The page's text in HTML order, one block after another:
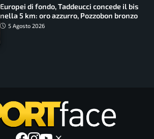
Europei di fondo, Taddeucci concede il bis
nella 5 km: oro azzurro, Pozzobon bronzo
5 Agosto 2026